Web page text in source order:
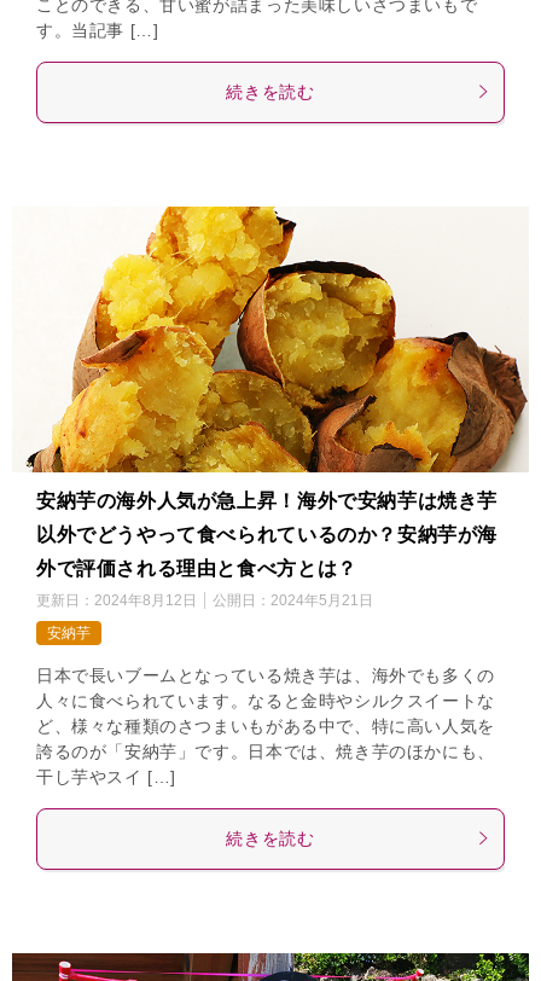
ことのできる、甘い蜜が詰まった美味しいさつまいもで
す。当記事 […]
続きを読む
安納芋の海外人気が急上昇！海外で安納芋は焼き芋
以外でどうやって食べられているのか？安納芋が海
外で評価される理由と食べ方とは？
更新日： 2024年8月12日 公開日： 2024年5月21日
安納芋
日本で長いブームとなっている焼き芋は、海外でも多くの
人々に食べられています。なると金時やシルクスイートな
ど、様々な種類のさつまいもがある中で、特に高い人気を
誇るのが「安納芋」です。日本では、焼き芋のほかにも、
干し芋やスイ […]
続きを読む